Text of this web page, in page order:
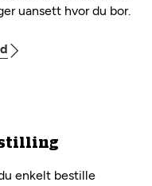
uansett hvor du bor.
enkelt bestille